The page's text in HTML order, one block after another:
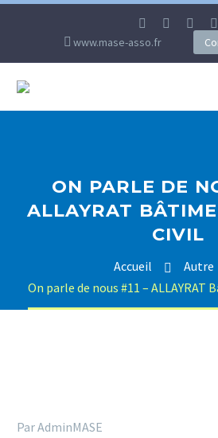
www.mase-asso.fr
ON PARLE DE
ALLAYRAT
CIVIL
Accueil
Autre
On parle de nous #11 – ALLAYRAT
Par AdminMASE